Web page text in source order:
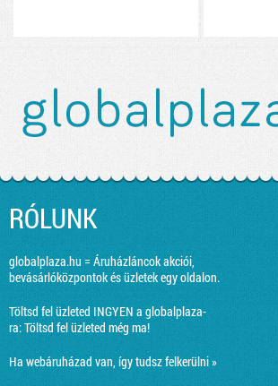
RÓLUNK
globalplaza.hu = Áruházláncok akciói,
bevásárlóközpontok és üzletek egy oldalon.
Töltsd fel üzleted INGYEN a globalplaza-
ra:Töltsd fel üzleted még ma!
Ha webáruházad van, így tudsz felkerülni »